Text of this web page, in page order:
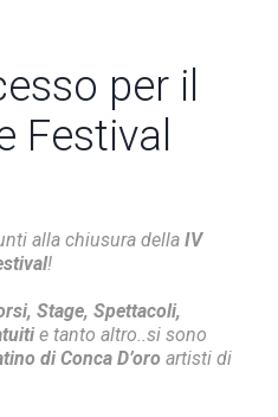
per il
Festival
alla chiusura della IV
!
Stage, Spettacoli,
e tanto altro..si sono
di Conca D’oro artisti di